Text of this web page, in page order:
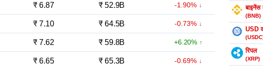
₹ 6.87 ₹ 52.9B -1.90%
₹ 7.10 ₹ 64.5B -0.73%
₹ 7.62 ₹ 59.8B +6.20%
₹ 6.65 ₹ 65.3B -0.69%
बाइनेंस
(BNB)
USD
रिपल
(XRP)